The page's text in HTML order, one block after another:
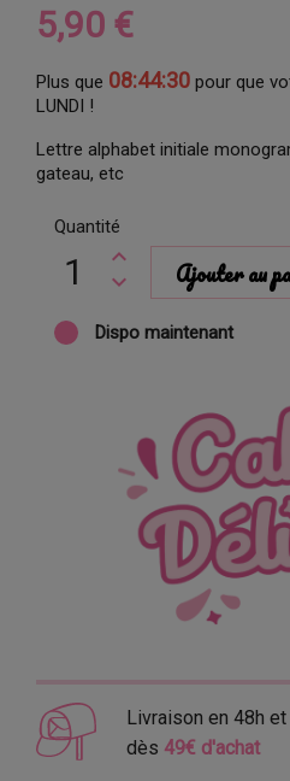
5,90 €
Plus que 08:44:30 pour que
LUNDI !
Lettre alphabet initiale
gateau, etc
Quantité
Ajouter au
Dispo maintenant
Livraison en 48h
dès 49€ d'achat